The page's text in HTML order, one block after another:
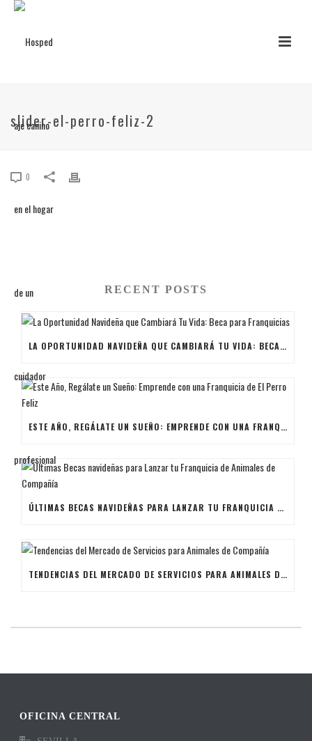
slider-el-perro-feliz-2
0
RECENT POSTS
LA OPORTUNIDAD NAVIDEÑA QUE CAMBIARÁ TU VIDA: BECA PARA FRANQUICIAS
ESTE AÑO, REGÁLATE UN SUEÑO: EMPRENDE CON UNA FRANQUICIA DE EL PERRO FELIZ
ÚLTIMAS BECAS NAVIDEÑAS PARA LANZAR TU FRANQUICIA DE ANIMALES DE COMPAÑÍA
TENDENCIAS DEL MERCADO DE SERVICIOS PARA ANIMALES DE COMPAÑÍA
OFICINA CENTRAL